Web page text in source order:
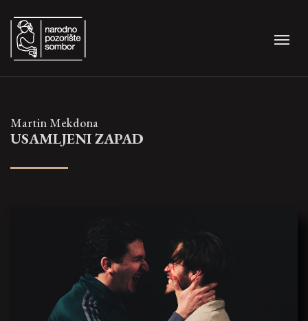
Martin Mekdona
USAMLJENI ZAPAD